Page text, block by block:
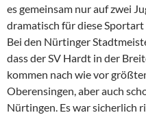
es gemeinsam nur auf zwei
dramatisch für diese
Bei den Nürtinger
dass der SV Hardt in der
kommen nach wie vor
Oberensingen, aber auch
Nürtingen. Es war sicherlich